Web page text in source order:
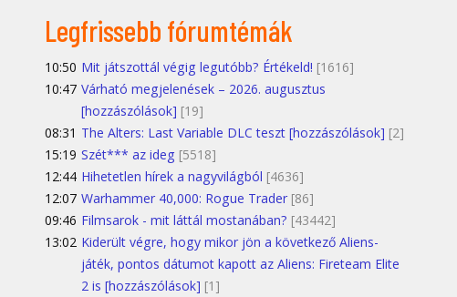
Legfrissebb fórumtémák
10:50 Mit játszottál végig legutóbb? Értékeld! [1616]
10:47 Várható megjelenések – 2026. augusztus
[hozzászólások] [19]
08:31 The Alters: Last Variable DLC teszt [hozzászólások] [2]
15:19 Szét*** az ideg [5518]
12:44 Hihetetlen hírek a nagyvilágból [4636]
12:07 Warhammer 40,000: Rogue Trader [86]
09:46 Filmsarok - mit láttál mostanában? [43442]
13:02 Kiderült végre, hogy mikor jön a következő Aliens-
játék, pontos dátumot kapott az Aliens: Fireteam Elite
2 is [hozzászólások] [1]